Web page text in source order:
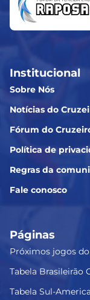
Institucional
Sobre Nós
Notícias do
Fórum do
Política de
Regras da
Fale conosco
Páginas
Próximos jogos
Tabela Brasileirão
Tabela Sul-